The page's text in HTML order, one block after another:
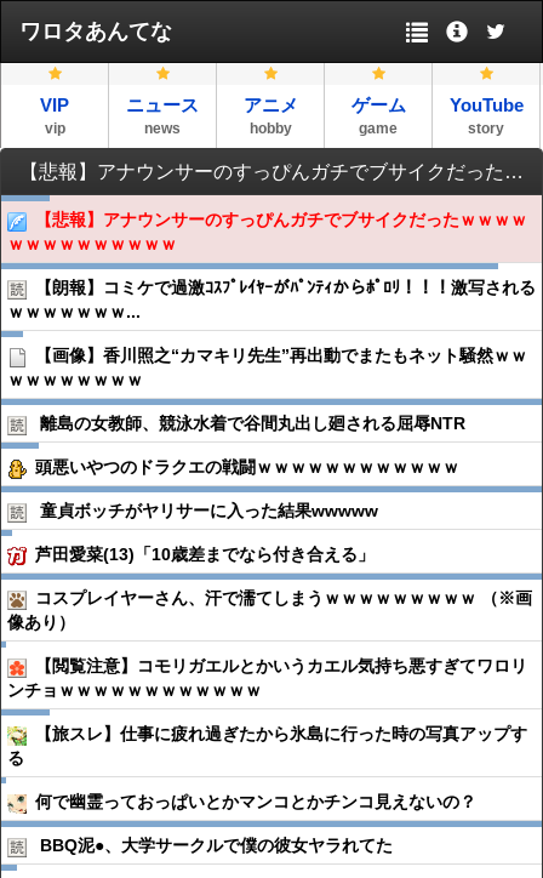
ワロタあんてな
VIP
vip
ニュース
news
アニメ
hobby
ゲーム
game
YouTube
story
【悲報】アナウンサーのすっぴんガチでブサイクだったｗｗｗｗｗｗｗｗｗｗｗｗｗｗ
【悲報】アナウンサーのすっぴんガチでブサイクだったｗｗｗｗ
ｗｗｗｗｗｗｗｗｗｗ
【朗報】コミケで過激ｺｽﾌﾟﾚｲﾔｰがﾊﾟﾝﾃｨからﾎﾟﾛﾘ！！！激写される
ｗｗｗｗｗｗｗ...
【画像】香川照之“カマキリ先生”再出動でまたもネット騒然ｗｗ
ｗｗｗｗｗｗｗｗ
離島の女教師、競泳水着で谷間丸出し廻される屈辱NTR
頭悪いやつのドラクエの戦闘ｗｗｗｗｗｗｗｗｗｗｗｗ
童貞ボッチがヤリサーに入った結果wwwww
芦田愛菜(13)「10歳差までなら付き合える」
コスプレイヤーさん、汗で濡てしまうｗｗｗｗｗｗｗｗｗ （※画
像あり）
【閲覧注意】コモリガエルとかいうカエル気持ち悪すぎてワロリ
ンチョｗｗｗｗｗｗｗｗｗｗｗｗ
【旅スレ】仕事に疲れ過ぎたから氷島に行った時の写真アップす
る
何で幽霊っておっぱいとかマンコとかチンコ見えないの？
BBQ泥●︎、大学サークルで僕の彼女ヤラれてた